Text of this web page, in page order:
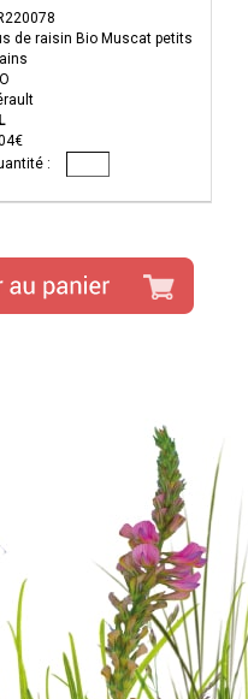
de raisin Bio Muscat petits